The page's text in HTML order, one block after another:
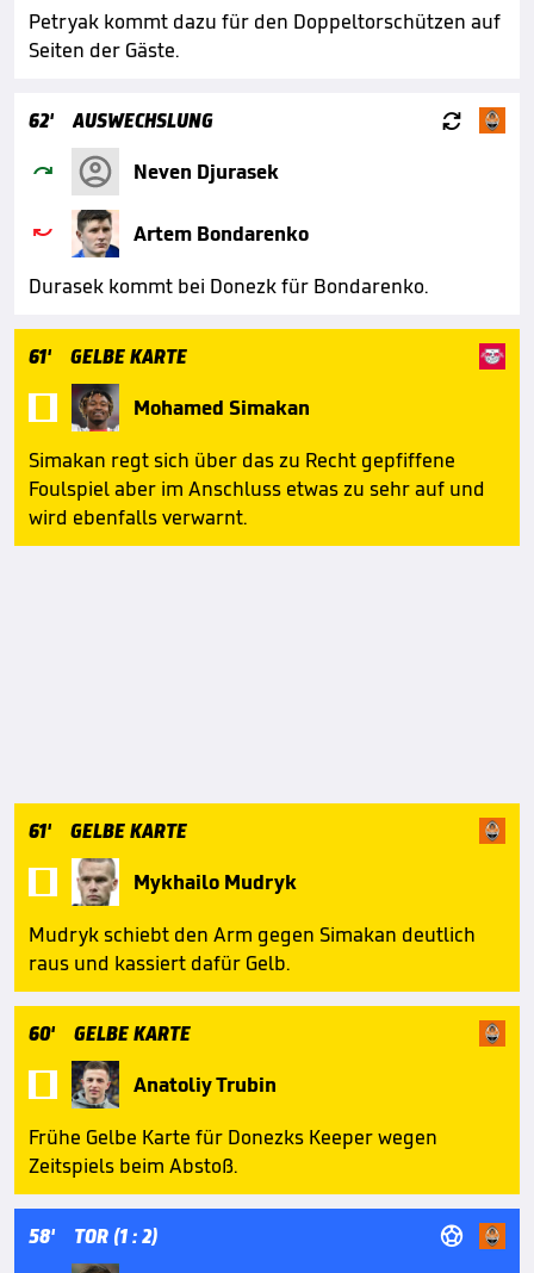
Petryak kommt dazu für den Doppeltorschützen auf
Seiten der Gäste.
62' AUSWECHSLUNG 
 Neven Djurasek

Artem Bondarenko
Durasek kommt bei Donezk für Bondarenko.
61' GELBE KARTE
Mohamed Simakan
Simakan regt sich über das zu Recht gepfiffene
Foulspiel aber im Anschluss etwas zu sehr auf und
wird ebenfalls verwarnt.
61' GELBE KARTE
Mykhailo Mudryk
Mudryk schiebt den Arm gegen Simakan deutlich
raus und kassiert dafür Gelb.
60' GELBE KARTE
Anatoliy Trubin
Frühe Gelbe Karte für Donezks Keeper wegen
Zeitspiels beim Abstoß.
58' TOR (1 : 2) 